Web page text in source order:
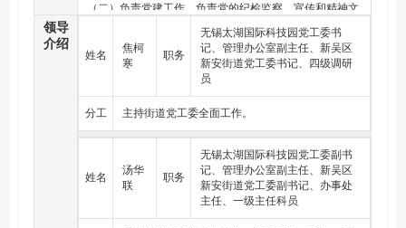
（二）负责党建工作。负责党的纪检监察、宣传和精神文
区党 组织的领导，负责园区（街道）非公有制企业和社会
组织党组 织建设工作，负责党员的教育管理。
（三）领导统一战线、人民武装工作和工会、共青团、妇
联等群众组织。负责人大、政协工作。
（四）负责推动经济发展。组织实施经济发展规划和年度
计划，提高企业服务质量，营造良好经济发展环境，引导
和扶 持各类经济组织的发展。负责科技发展工作。负责安
全生产监 督管理和应急管理工作。负责生态环境保护工
（五）负责社会管理工作。负责社会治安综合治理，落实
平安建设属地责任，负责治安保卫、外来人口管理、人民
调解、 信访接待、法制建设等工作。负责网格化建设工
领导
介绍
姓名
焦柯
寒
职务
无锡太湖国际科技园党工委书
记、管理办公室副主任、新吴区
新安街道党工委书记、四级调研
员
分工 主持街道党工委全面工作。
姓名
汤华
联
职务
无锡太湖国际科技园党工委副书
记、管理办公室副主任、新吴区
新安街道党工委副书记、办事处
主任、一级主任科员